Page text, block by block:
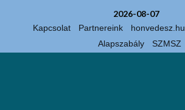
2026-08-07
Kapcsolat Partnereink honvedesz.hu
Alapszabály
SZMSZ